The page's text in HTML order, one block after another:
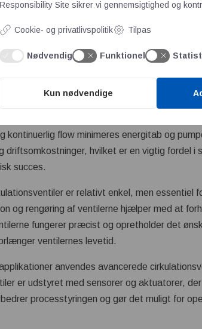
høje tryk og ekstreme temperaturer.
for hyppige udskiftninger og reparationer.
cirkulationsventiler er deres evne til at
at systemet fungerer optimalt og
vigtigt i processer, hvor præcis trykregulering
også til energieffektivitet i
kontinuerlig flow minimeres energitab og
driftsomkostninger, hvilket er en vigtig fordel
succes.
er relativt enkel, men essentiel
og rengøring af ventilerne hjælper med at
fungerer præcist og opretholder det
ventilernes levetid.
applikationer anvendes avancerede
er udstyret med sensorer og aktuatorer,
processtyringen og gør det muligt for
Responsibility Site sikrer vi gennemsigtighed og
Cookie- og privatlivspolitik Tilpas
Nødvendig Funktionel
Kun nødvendige